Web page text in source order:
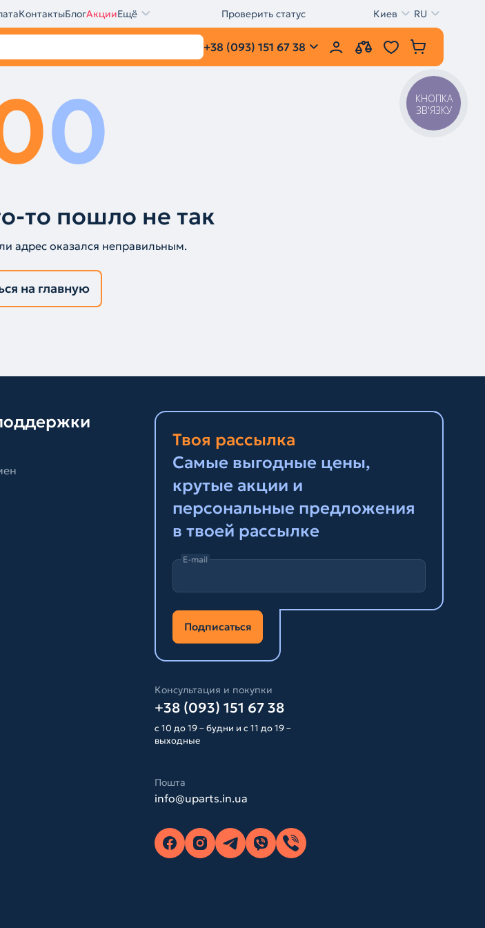
КонтактыБлогАкцииЕщё Проверить статус Киев RU
+38 (093) 151 67 38
0
то пошло не так
адрес оказался неправильным.
на главную
Твоя рассылка
Самые выгодные цены,
крутые акции и
персональные предложения
в твоей рассылке
E-mail
Подписаться
Консультация и покупки
+38 (093) 151 67 38
с 10 до 19 – будни и с 11 до 19 –
выходные
Пошта
info@uparts.in.ua
КНОПКА
ЗВ'ЯЗКУ